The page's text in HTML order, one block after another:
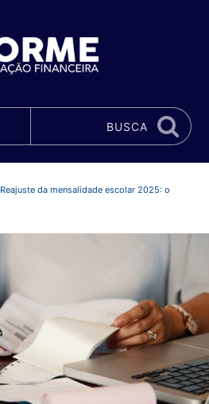
Pular para o conteúdo
BUSCA
Reajuste da mensalidade escolar 2025: o